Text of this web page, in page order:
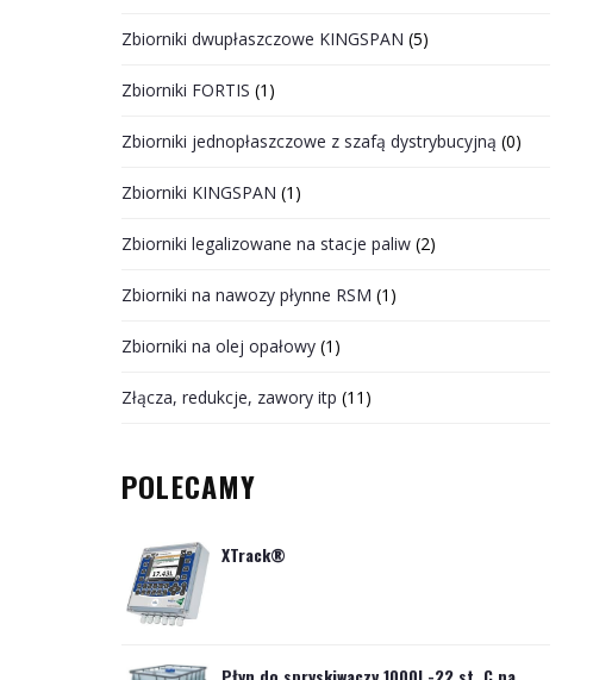
Zbiorniki dwupłaszczowe KINGSPAN (5)
Zbiorniki FORTIS (1)
Zbiorniki jednopłaszczowe z szafą dystrybucyjną (0)
Zbiorniki KINGSPAN (1)
Zbiorniki legalizowane na stacje paliw (2)
Zbiorniki na nawozy płynne RSM (1)
Zbiorniki na olej opałowy (1)
Złącza, redukcje, zawory itp (11)
POLECAMY
XTrack®